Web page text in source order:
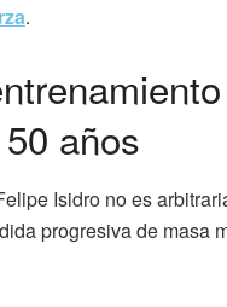
.
años
Isidro no es
progresiva de masa